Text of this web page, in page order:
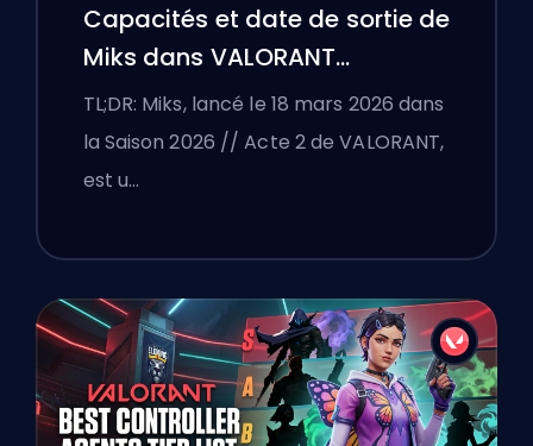
Capacités et date de sortie de
Miks dans VALORANT
expliquées
TL;DR: Miks, lancé le 18 mars 2026 dans
la Saison 2026 // Acte 2 de VALORANT,
est u…